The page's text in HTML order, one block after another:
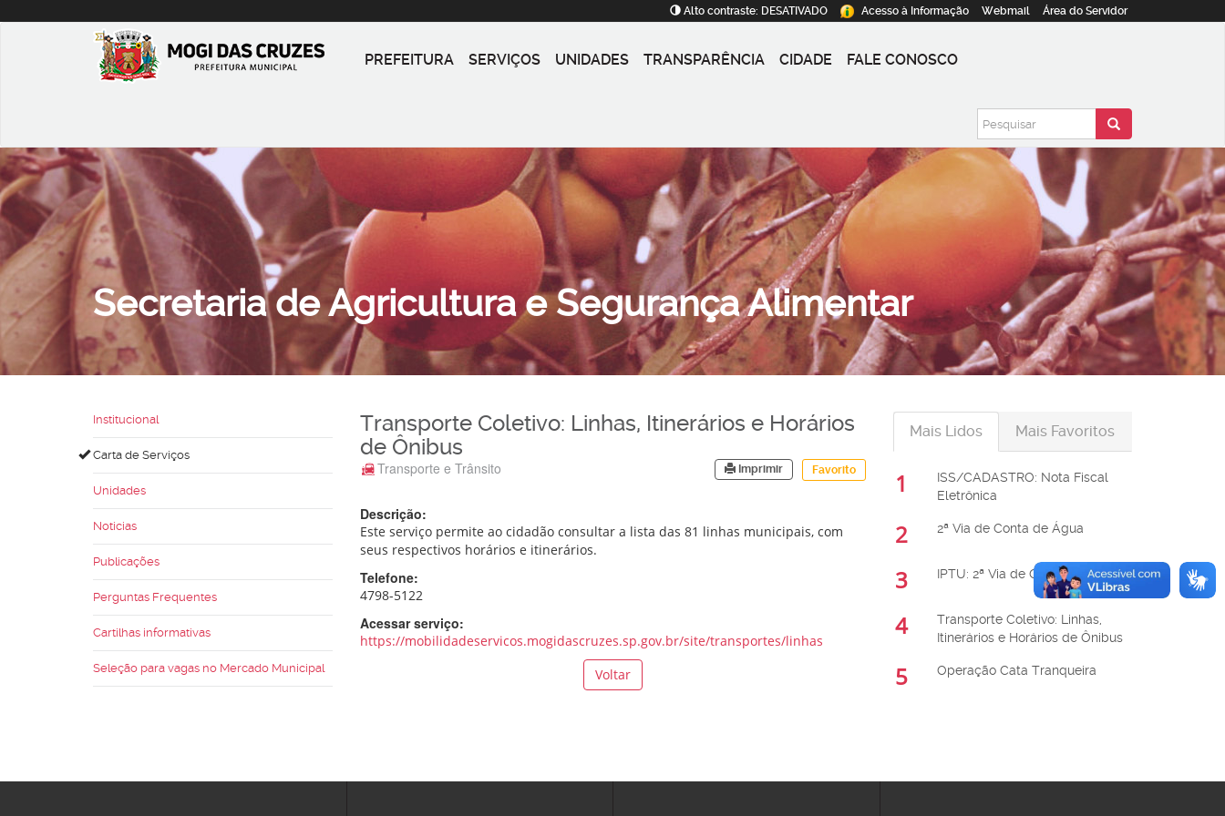
Alto contraste: DESATIVADO Acesso à Informação Webmail Área do Servidor
PREFEITURA SERVIÇOS UNIDADES TRANSPARÊNCIA CIDADE FALE CONOSCO
Secretaria de Agricultura e Segurança Alimentar
Institucional
Carta de Serviços
Unidades
Noticias
Publicações
Perguntas Frequentes
Cartilhas informativas
Seleção para vagas no Mercado Municipal
Transporte Coletivo: Linhas, Itinerários e Horários
de Ônibus
Favorito
Imprimir
Transporte e Trânsito
Descrição:
Este serviço permite ao cidadão consultar a lista das 81 linhas municipais, com
seus respectivos horários e itinerários.
Telefone:
4798-5122
Acessar serviço:
https://mobilidadeservicos.mogidascruzes.sp.gov.br/site/transportes/linhas
Voltar
Mais Lidos Mais Favoritos
1
ISS/CADASTRO: Nota Fiscal
Eletrônica
2 2ª Via de Conta de Água
3 IPTU: 2ª Via de Conta
4
Transporte Coletivo: Linhas,
Itinerários e Horários de Ônibus
5 Operação Cata Tranqueira